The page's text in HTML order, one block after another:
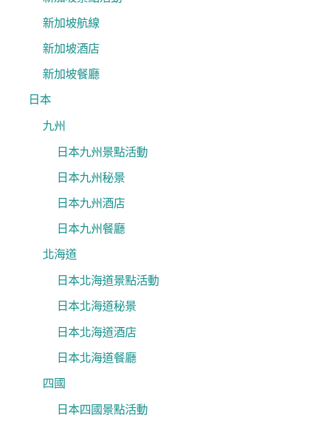
新加坡航線
新加坡酒店
新加坡餐廳
日本
九州
日本九州景點活動
日本九州秘景
日本九州酒店
日本九州餐廳
北海道
日本北海道景點活動
日本北海道秘景
日本北海道酒店
日本北海道餐廳
四國
日本四國景點活動